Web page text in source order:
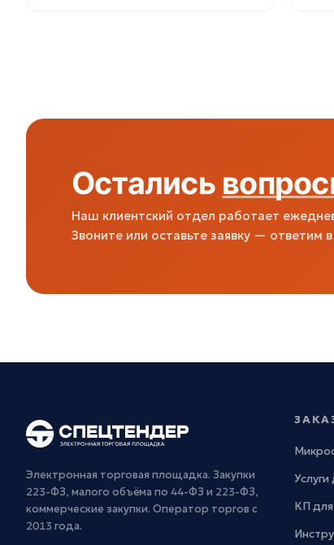
Остались
Наш клиентский отдел работает
Звоните или оставьте заявку — ответим
Электронная торговая площадка. Закупки
223-ФЗ, малого объёма по 44-ФЗ и 223-ФЗ,
коммерческие закупки. Оператор торгов с
2013 года.
Услуги
КП для